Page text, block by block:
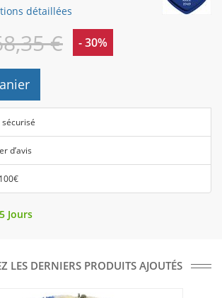
détaillées
€ - 30%
sécurisé
d’avis
Jours
LES DERNIERS PRODUITS AJOUTÉS